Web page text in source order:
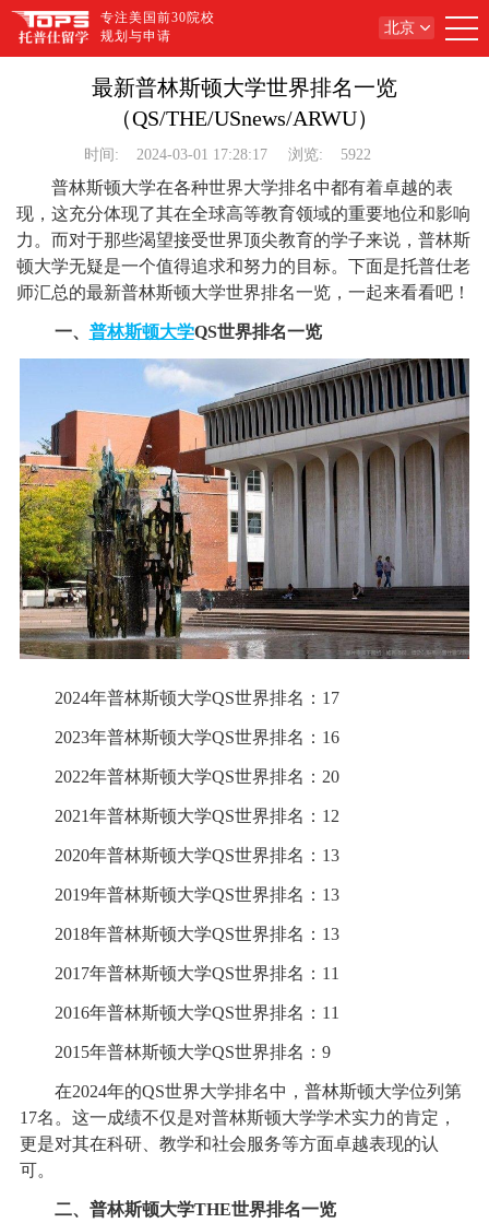
专注美国前30院校
规划与申请
北京
最新普林斯顿大学世界排名一览
（QS/THE/USnews/ARWU）
时间: 2024-03-01 17:28:17 浏览: 5922
普林斯顿大学在各种世界大学排名中都有着卓越的表
现，这充分体现了其在全球高等教育领域的重要地位和影响
力。而对于那些渴望接受世界顶尖教育的学子来说，普林斯
顿大学无疑是一个值得追求和努力的目标。下面是托普仕老
师汇总的最新普林斯顿大学世界排名一览，一起来看看吧！
一、 普林斯顿大学QS世界排名一览
2024年普林斯顿大学QS世界排名：17
2023年普林斯顿大学QS世界排名：16
2022年普林斯顿大学QS世界排名：20
2021年普林斯顿大学QS世界排名：12
2020年普林斯顿大学QS世界排名：13
2019年普林斯顿大学QS世界排名：13
2018年普林斯顿大学QS世界排名：13
2017年普林斯顿大学QS世界排名：11
2016年普林斯顿大学QS世界排名：11
2015年普林斯顿大学QS世界排名：9
在2024年的QS世界大学排名中，普林斯顿大学位列第
17名。这一成绩不仅是对普林斯顿大学学术实力的肯定，
更是对其在科研、教学和社会服务等方面卓越表现的认
可。
二、普林斯顿大学THE世界排名一览